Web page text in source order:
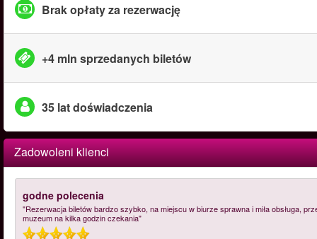
Brak opłaty za rezerwację
+4 mln sprzedanych biletów
35 lat doświadczenia
Zadowoleni klienci
godne polecenia
"Rezerwacja biletów bardzo szybko, na miejscu w biurze sprawna i miła obsługa,
muzeum na kilka godzin czekania"